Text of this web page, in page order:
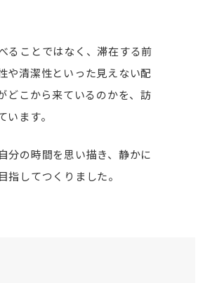
ることではなく、滞在する前
や清潔性といった見えない配
こから来ているのかを、訪
ます。
分の時間を思い描き、静かに
してつくりました。